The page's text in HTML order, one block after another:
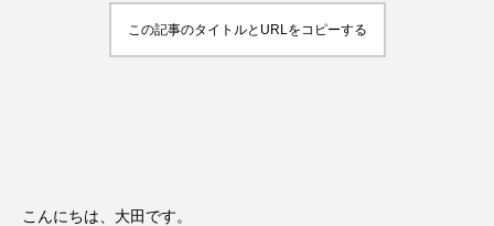
この記事のタイトルとURLをコピーする
こんにちは、大田です。